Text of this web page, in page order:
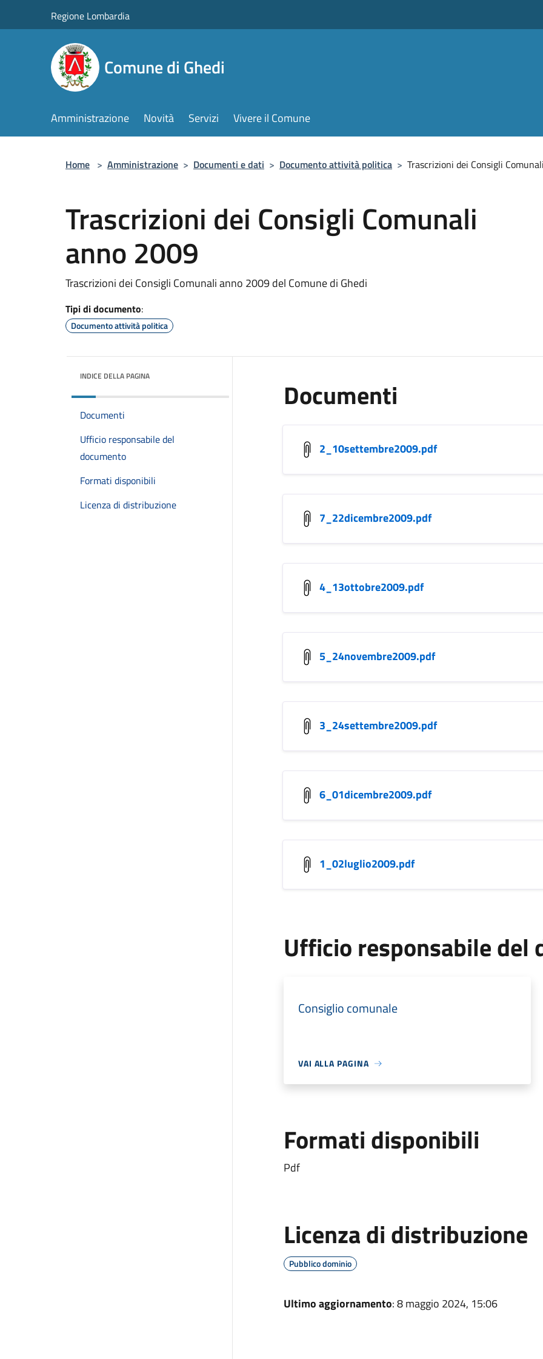
Regione Lombardia
Comune di Ghedi
Amministrazione Novità Servizi Vivere il Comune
Home > Amministrazione > Documenti e dati > Documento attività politica > Trascrizioni dei Consigli
Trascrizioni dei Consigli Comunali
anno 2009
Trascrizioni dei Consigli Comunali anno 2009 del Comune di Ghedi
Tipi di documento:
Documento attività politica
INDICE DELLA PAGINA
Documenti
Ufficio responsabile del
documento
Formati disponibili
Licenza di distribuzione
Documenti
2_10settembre2009.pdf
7_22dicembre2009.pdf
4_13ottobre2009.pdf
5_24novembre2009.pdf
3_24settembre2009.pdf
6_01dicembre2009.pdf
1_02luglio2009.pdf
Ufficio responsabile del
Consiglio comunale
VAI ALLA PAGINA
Formati disponibili
Pdf
Licenza di distribuzione
Pubblico dominio
Ultimo aggiornamento: 8 maggio 2024, 15:06